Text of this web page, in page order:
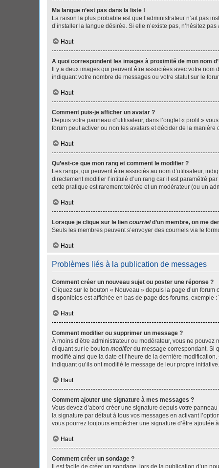
Ma langue n’est pas dans la liste !
La raison la plus probable est que l’administrateur n’ait pas
d’installer la langue désirée. Si elle n’existe pas, n’hésitez
Haut
A quoi correspondent les images à proximité de mon nom
Il y a deux images qui peuvent être associées avec votre
indiquant votre nombre de messages ou votre statut sur le
Haut
Comment puis-je afficher un avatar ?
Depuis votre panneau d’utilisateur, dans l’onglet « profil »
forum peut activer ou non les avatars et décider de la
Haut
Qu’est-ce que mon rang et comment le modifier ?
Les rangs, qui peuvent être associés au nom d’utilisateur,
directement modifier l’intitulé d’un rang car il est paramétré
cette pratique est rarement tolérée et un modérateur (ou un
Haut
Lorsque je clique sur le lien courrield’un membre, on me
Seuls les membres peuvent s’envoyer des courriels via le
Haut
Problèmes liés à la publication de messages
Comment créer un nouveau sujet ou poster une réponse ?
Cliquez sur le bouton « Nouveau » depuis la page d’un
disponibles est affichée en bas de page des forums, exemple :
Haut
Comment modifier ou supprimer un message ?
À moins d’être administrateur ou modérateur, vous ne
cliquant sur le bouton modifierdu message correspondant. Si
modifié ainsi que la date et l’heure de la dernière
indiquant qu’ils ont modifié le message de leur propre
Haut
Comment ajouter une signature à mes messages ?
Vous devez d’abord créer une signature depuis votre
la signature par défaut à tous vos messages en activant
vous pourrez toujours empêcher une signature d’être ajoutée
Haut
Comment créer un sondage ?
Il est facile de créer un sondage, lors de la publication d’un